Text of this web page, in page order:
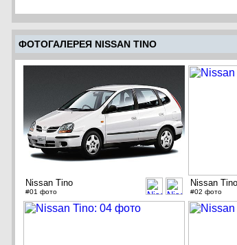
ФОТОГАЛЕРЕЯ NISSAN TINO
Nissan Tino
#01 фото
Nissan Tino
#02 фото